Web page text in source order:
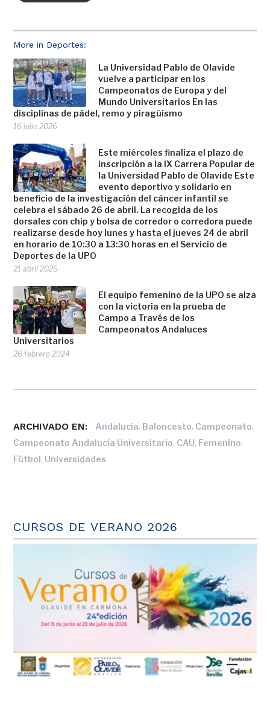
More in Deportes:
La Universidad Pablo de Olavide
vuelve a participar en los
Campeonatos de Europa y del
Mundo Universitarios En las
disciplinas de pádel, remo y piragüismo
16 julio 2026
Este miércoles finaliza el plazo de
inscripción a la IX Carrera Popular de
la Universidad Pablo de Olavide Este
evento deportivo y solidario en
beneficio de la investigación del cáncer infantil se
celebra el sábado 26 de abril. La recogida de los
dorsales con chip y bolsa de corredor o corredora puede
realizarse desde hoy lunes y hasta el jueves 24 de abril
en horario de 10:30 a 13:30 horas en el Servicio de
Deportes de la UPO
21 abril 2025
El equipo femenino de la UPO se alza
con la victoria en la prueba de
Campo a Través de los
Campeonatos Andaluces
Universitarios
26 febrero 2024
ARCHIVADO EN: Andalucía, Baloncesto, Campeonato,
Campeonato Andalucía Universitario, CAU, Femenino,
Fútbol, Universidades
CURSOS DE VERANO 2026